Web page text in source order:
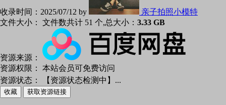
收录时间： 2025/07/12 by
亲子拍照小模特
文件大小：
文件数共计 51 个,总大小： 3.33 GB
资源来源：
资源权限：
本站会员可免费访问
资源状态：
【资源状态检测中】 ...
收藏 获取资源链接